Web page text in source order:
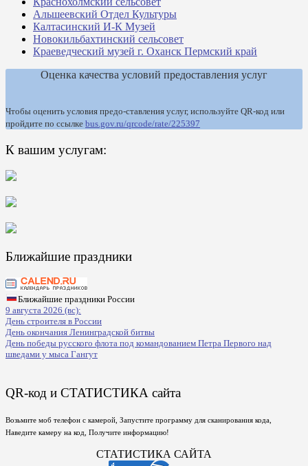
Альшеевский Отдел Культуры
Калтасинский И-К Музей
Новокильбахтинский сельсовет
Краеведческий музей г. Оханск Пермский край
Оценка качества условий предоставления услуг
Чтобы оценить условия предо-ставления услуг, используйте QR-код или
пройдите по ссылке bus.gov.ru/qrcode/rate/225397
К вашим услугам:
Ближайшие праздники
Ближайшие праздники России
9 августа 2026 (вс):
День строителя в России
День окончания Ленинградской битвы
День победы русского флота под командованием Петра Первого над
шведами у мыса Гангут
QR-код и СТАТИСТИКА сайта
Возьмите моб телефон с камерой, Запустите программу для сканирования кода,
Наведите камеру на код, Получите информацию!
СТАТИСТИКА САЙТА